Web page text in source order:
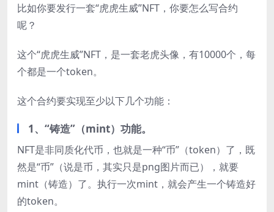
比如你要发行一套“虎虎生威”NFT，你要怎么写合约
呢？
这个“虎虎生威”NFT，是一套老虎头像，有10000个，每
个都是一个token。
这个合约要实现至少以下几个功能：
1、“铸造”（mint）功能。
NFT是非同质化代币，也就是一种“币”（token）了，既
然是“币”（说是币，其实只是png图片而已），就要
mint（铸造）了。执行一次mint，就会产生一个铸造好
的token。